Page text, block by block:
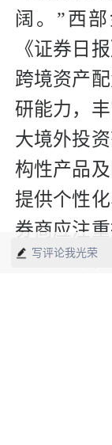
阔。”西
《证券日
跨境资产
研能力，
大境外投
构性产品
提供个性
券商应注
示与适当
写评论我光荣